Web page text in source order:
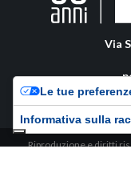
Via
Riproduzione e diritti
Le tue
Informativa sulla